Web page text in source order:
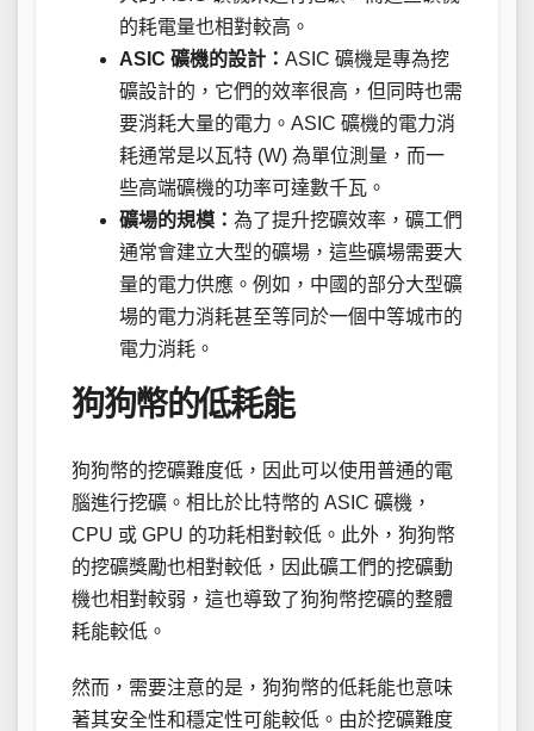
的耗電量也相對較高。
ASIC 礦機的設計： ASIC 礦機是專為挖
礦設計的，它們的效率很高，但同時也需
要消耗大量的電力。ASIC 礦機的電力消
耗通常是以瓦特 (W) 為單位測量，而一
些高端礦機的功率可達數千瓦。
礦場的規模： 為了提升挖礦效率，礦工們
通常會建立大型的礦場，這些礦場需要大
量的電力供應。例如，中國的部分大型礦
場的電力消耗甚至等同於一個中等城市的
電力消耗。
狗狗幣的低耗能
狗狗幣的挖礦難度低，因此可以使用普通的電
腦進行挖礦。相比於比特幣的 ASIC 礦機，
CPU 或 GPU 的功耗相對較低。此外，狗狗幣
的挖礦獎勵也相對較低，因此礦工們的挖礦動
機也相對較弱，這也導致了狗狗幣挖礦的整體
耗能較低。
然而，需要注意的是，狗狗幣的低耗能也意味
著其安全性和穩定性可能較低。由於挖礦難度